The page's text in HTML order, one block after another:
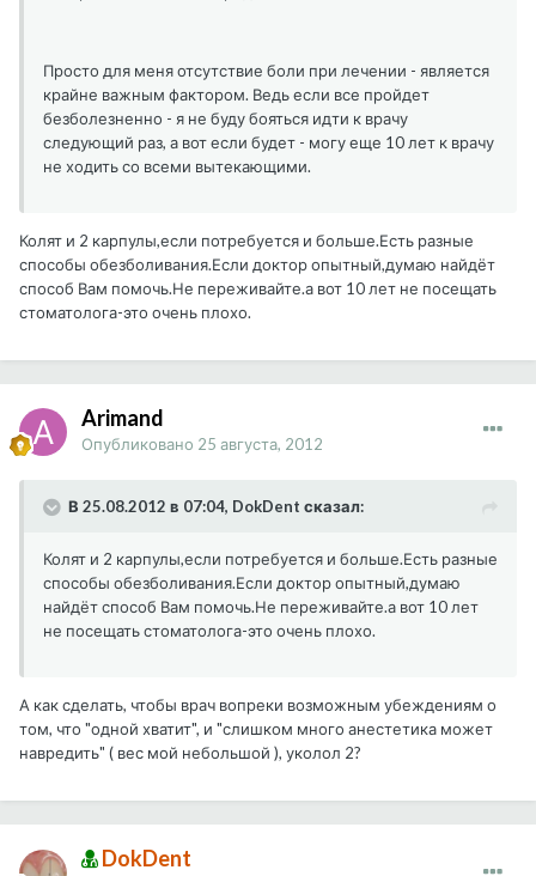
Просто для меня отсутствие боли при лечении - является
крайне важным фактором. Ведь если все пройдет
безболезненно - я не буду бояться идти к врачу
следующий раз, а вот если будет - могу еще 10 лет к врачу
не ходить со всеми вытекающими.
Колят и 2 карпулы,если потребуется и больше.Есть разные
способы обезболивания.Если доктор опытный,думаю найдёт
способ Вам помочь.Не переживайте.а вот 10 лет не посещать
стоматолога-это очень плохо.
Arimand
Опубликовано 25 августа, 2012
В 25.08.2012 в 07:04, DokDent сказал:
Колят и 2 карпулы,если потребуется и больше.Есть разные
способы обезболивания.Если доктор опытный,думаю
найдёт способ Вам помочь.Не переживайте.а вот 10 лет
не посещать стоматолога-это очень плохо.
А как сделать, чтобы врач вопреки возможным убеждениям о
том, что "одной хватит", и "слишком много анестетика может
навредить" ( вес мой небольшой ), уколол 2?
DokDent